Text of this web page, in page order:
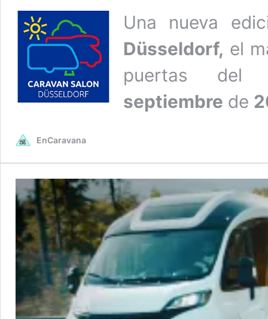
Una nueva
Düsseldorf, el
puertas
septiembre de
EnCaravana